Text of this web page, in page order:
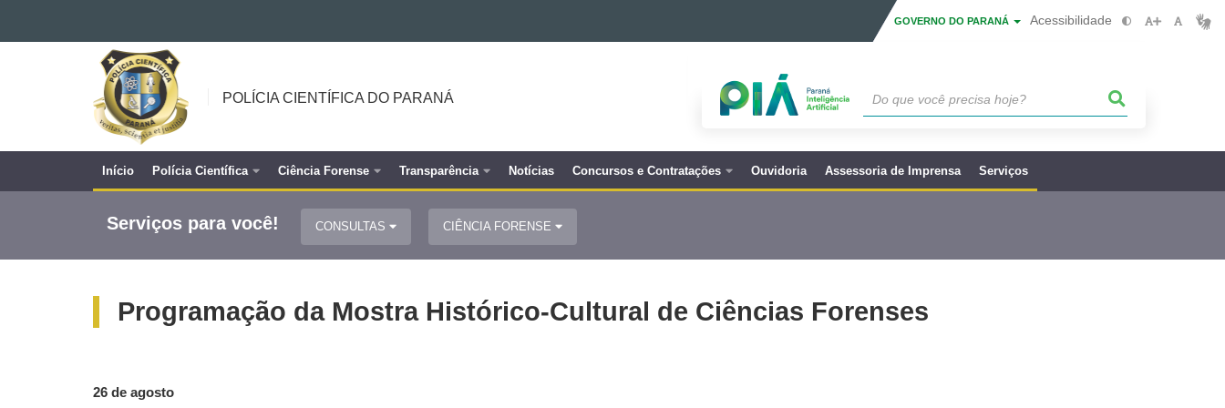
Ir para o conteúdo
Ir para a navegação
Ir para a busca
Mapa do site
GOVERNO DO PARANÁ Acessibilidade
POLÍCIA
CIENTÍFICA
DO
PARANÁ
POLÍCIA CIENTÍFICA DO PARANÁ
Navegação
principal
Início Polícia Científica Ciência Forense Transparência Notícias Concursos e Contratações Ouvidoria Assessoria de Imprensa Serviços
Serviços para você! CONSULTAS CIÊNCIA FORENSE
Programação da Mostra Histórico-Cultural de Ciências Forenses
26 de agosto